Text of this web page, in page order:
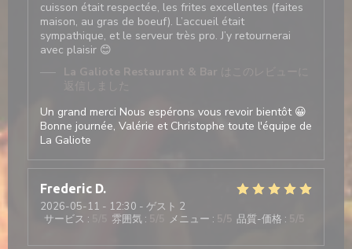
cuisson était respectée, les frites excellentes (faites
maison, au gras de boeuf). L’accueil était
sympathique, et le serveur très pro. J’y retournerai
avec plaisir 😊
La Galiote Restaurant & Bar
はこのレビューに
返信しました
Un grand merci Nous espérons vous revoir bientôt 😀
Bonne journée, Valérie et Christophe toute l'équipe de
La Galiote
Frederic D
2026-05-11 - 12:30 - ゲスト 2
サービス : 雰囲気 : メニュー : 5 /5 品質-価格 :